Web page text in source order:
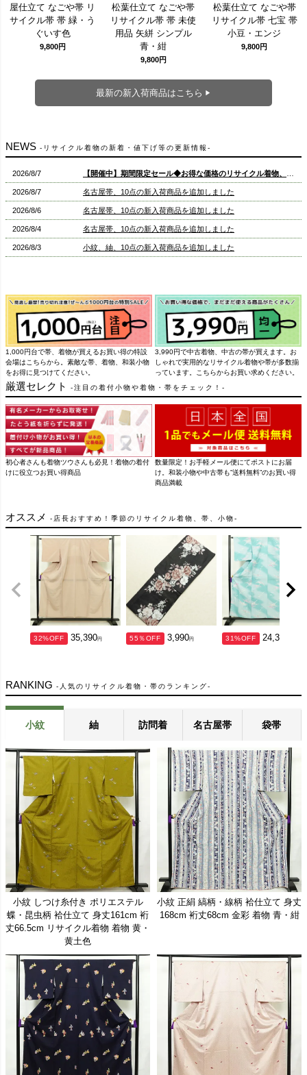
屋仕立て なごや帯 リ
サイクル帯 帯 緑・う
ぐいす色
9,800円
松葉仕立て なごや帯
リサイクル帯 帯 未使
用品 矢絣 シンプル
青・紺
9,800円
松葉仕立て なごや帯
リサイクル帯 七宝 帯
小豆・エンジ
9,800円
最新の新入荷商品はこちら
NEWS リサイクル着物の新着・値下げ等の更新情報
2026/8/7
2026/8/7 名古屋帯、10点の新入荷商品を追加しました
2026/8/6 名古屋帯、10点の新入荷商品を追加しました
2026/8/4 名古屋帯、10点の新入荷商品を追加しました
2026/8/3 小紋、紬、10点の新入荷商品を追加しました
2026/7/27 小紋、紬、色無地、10点の新入荷商品を追加しました
2026/7/23 小紋、10点の新入荷商品を追加しました
2026/7/17
2026/7/15 小紋、紬、色無地、10点の新入荷商品を追加しました
2026/7/14 訳あり浴衣、26点の新入荷商品を追加しました
2026/7/13 盛夏の着物、単衣の着物、名古屋帯、7点の新入荷商品を追加しました
2026/7/10 名古屋帯、10点の新入荷商品を追加しました
2026/7/8 小紋、紬、名古屋帯、色無地、10点の新入荷商品を追加しました
2026/7/7 名古屋帯、小紋、紬、10点の新入荷商品を追加しました
2026/7/6 名古屋帯、夏用作り帯、10点の新入荷商品を追加しました
名古屋帯、10点の新入荷商品を追加しました
2026/6/23 名古屋帯、10点の新入荷商品を追加しました
2026/6/19 小紋、紬、色無地、10点の新入荷商品を追加しました
2026/6/12 名古屋帯、小紋、10点の新入荷商品を追加しました
2026/6/9
2026/6/8
2026/5/26
2026/5/25
2026/5/22 名古屋帯、小紋、10点の新入荷商品を追加しました
2026/5/21 名古屋帯、10点の新入荷商品を追加しました
2026/5/19 小紋、名古屋帯、紬、色無地、10点の新入荷商品を追加しました
2026/5/18 小紋、紬、色無地、10点の新入荷商品を追加しました
2026/5/15 名古屋帯、小紋、10点の新入荷商品を追加しました
2026/5/14 名古屋帯、袋帯、10点の新入荷商品を追加しました
2026/5/13 綿絽の浴衣、滝流れ織の浴衣、9点の新入荷商品を追加しました
2026/5/11 小紋、紬、色無地、10点の新入荷商品を追加しました
2026/5/8 小紋、紬、色無地、10点の新入荷商品を追加しました
2026/5/1 訪問着、名古屋帯、色無地、紬、10点の新入荷商品を追加しました
2026/4/30 付け下げ、訪問着、小紋、色無地、名古屋帯、10点の新入荷商品を追加しました
2026/4/28 名古屋帯、10点の新入荷商品を追加しました
2026/4/23 新品浴衣、9点の新入荷商品を追加しました
2026/4/22 小紋、紬、付下げ、10点の新入荷商品を追加しました
2026/4/21 付下げ、訪問着、小紋、名古屋帯、袋帯、10点の新入荷商品を追加しました
2026/4/20 名古屋帯、10点の新入荷商品を追加しました
2026/4/17
2026/4/16
1,000円台で帯、着物が買えるお買い得の特設
会場はこちらから。素敵な帯、着物、和装小物
をお得に見つけてください。
3,990円で中古着物、中古の帯が買えます。お
しゃれで実用的なリサイクル着物や帯が多数揃
っています。こちらからお買い求めください。
厳選セレクト 注目の着付小物や着物・帯をチェック！
初心者さんも着物ツウさんも必見！着物の着付
けに役立つお買い得商品
数量限定！お手軽メール便にてポストにお届
け。和装小物や中古帯も”送料無料”のお買い得
商品満載
オススメ 店長おすすめ！季節のリサイクル着物、帯、小物
32%OFF 35,390 55％OFF 3,990 31%OFF 24,390
RANKING 人気のリサイクル着物・帯のランキング
小紋 紬 訪問着 名古屋帯 袋帯
小紋 しつけ糸付き ポリエステル
蝶・昆虫柄 袷仕立て 身丈161cm 裄
丈66.5cm リサイクル着物 着物 黄・
黄土色
小紋 正絹 縞柄・線柄 袷仕立て 身丈
168cm 裄丈68cm 金彩 着物 青・紺